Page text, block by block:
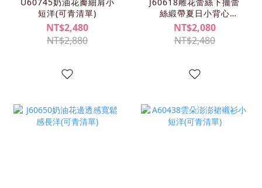
短洋(可青清單)
NT$2,480
NT$2,880
絲緞帶夏日小背心
(KIMY/可青清單))
NT$2,080
NT$2,480